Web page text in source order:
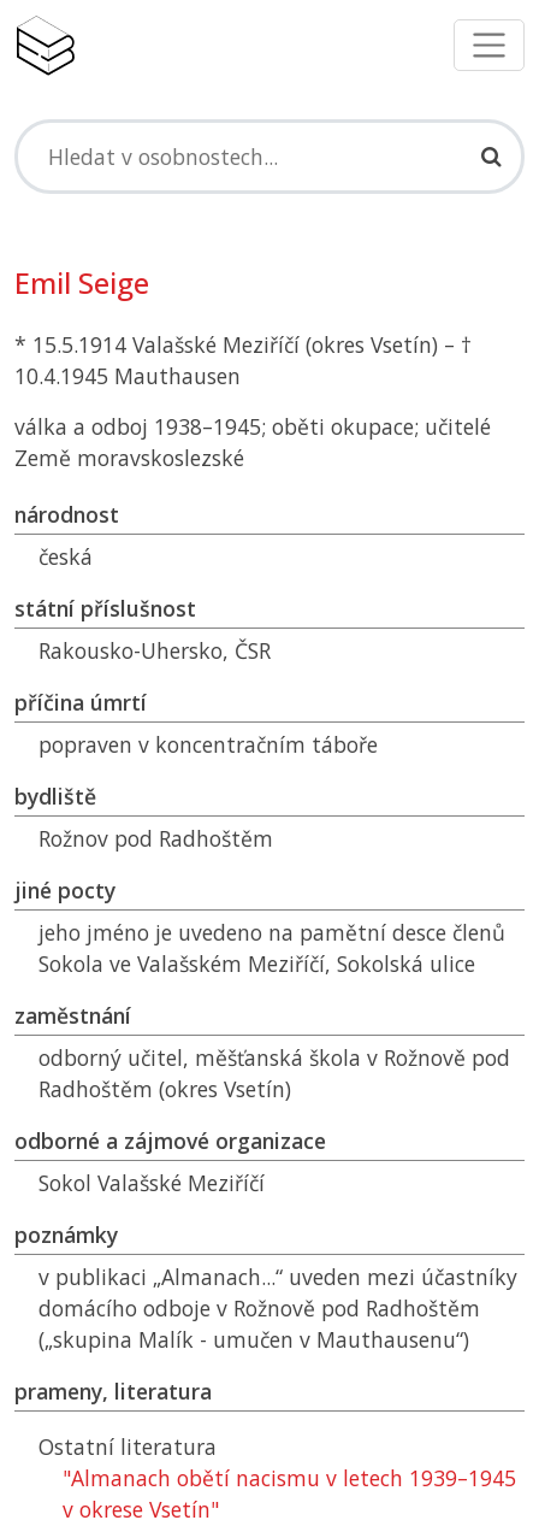
Emil Seige
* 15.5.1914 Valašské Meziříčí (okres Vsetín) – †
10.4.1945 Mauthausen
válka a odboj 1938–1945; oběti okupace; učitelé
Země moravskoslezské
národnost
česká
státní příslušnost
Rakousko-Uhersko, ČSR
příčina úmrtí
popraven v koncentračním táboře
bydliště
Rožnov pod Radhoštěm
jiné pocty
jeho jméno je uvedeno na pamětní desce členů
Sokola ve Valašském Meziříčí, Sokolská ulice
zaměstnání
odborný učitel, měšťanská škola v Rožnově pod
Radhoštěm (okres Vsetín)
odborné a zájmové organizace
Sokol Valašské Meziříčí
poznámky
v publikaci „Almanach...“ uveden mezi účastníky
domácího odboje v Rožnově pod Radhoštěm
(„skupina Malík - umučen v Mauthausenu“)
prameny, literatura
Ostatní literatura
"Almanach obětí nacismu v letech 1939–1945
v okrese Vsetín"